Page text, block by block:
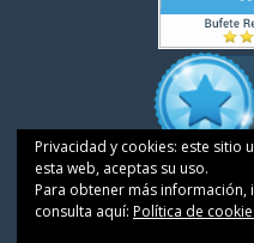
Privacidad y cookies: este sitio
esta web, aceptas su uso.
Para obtener más
consulta aquí: Política de